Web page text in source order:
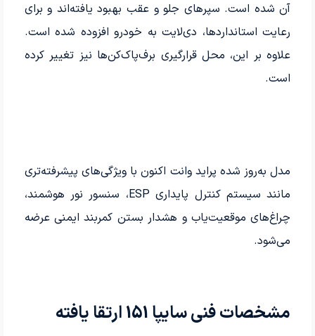
آن شده است. سپرهای جلو و عقب بهبود یافته‌اند و برای
رعایت استانداردها، دی‌لایت به خودرو افزوده شده است.
علاوه بر این، محل قرارگیری برف‌پاک‌کن‌ها نیز تغییر کرده
است.
مدل به‌روز شده پراید وانت اکنون با ویژگی‌های پیشرفته‌تری
مانند سیستم کنترل پایداری ESP، سنسور نور هوشمند،
چراغ‌های موقعیت‌یاب و هشدار بستن کمربند ایمنی عرضه
می‌شود.
مشخصات فنی سایپا 151 ارتقا یافته